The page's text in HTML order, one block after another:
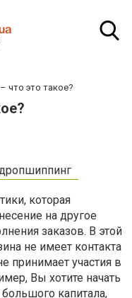
что это такое?
которая
на другое
заказов. В этой
не имеет контакта
принимает участия в
Вы хотите начать
капитала,